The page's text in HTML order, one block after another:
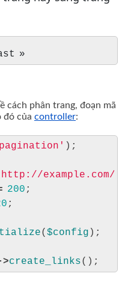
»
cách phân trang, đoạn mã
đó của controller:
);
example.com/
200
;
( $config );
>create_links();